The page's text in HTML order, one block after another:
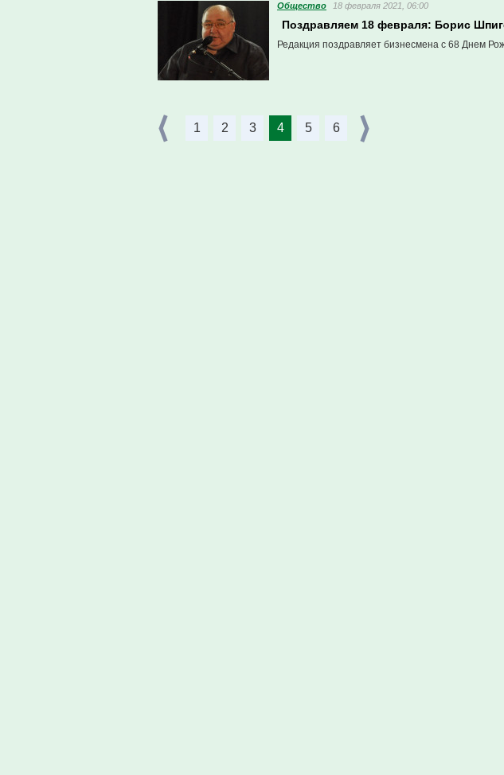
Общество 18 февраля 2021, 06:00
Поздравляем 18 февраля: Борис
Редакция поздравляет бизнесмена с 68 Днем
1 2 3 4 5 6